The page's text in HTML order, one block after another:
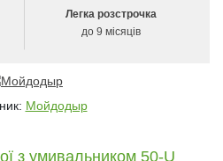
Легка розстрочка
до 9 місяців
Мойдодыр
з умивальником 50-U